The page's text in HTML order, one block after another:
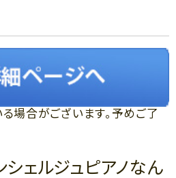
場合がございます。予めご了
シェルジュピアノなん